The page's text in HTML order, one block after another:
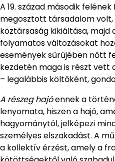
A 19. század második
megosztott társadalom volt,
köztársaság kikiáltása,
folyamatos változásokat
események sűrűjében nőtt
kezdetén maga is részt vett
– legalábbis költőként,
A részeg hajóennek a
lenyomata, hiszen a hajó,
hagyománytól, jelképezi
személyes elszakadást. A
a kollektív érzést, amely a